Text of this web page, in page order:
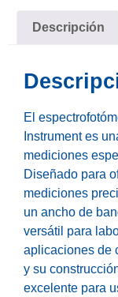
Descripción
El
Instrument es
mediciones
Diseñado para
mediciones
un ancho de
versátil para
aplicaciones de
y su
excelente para